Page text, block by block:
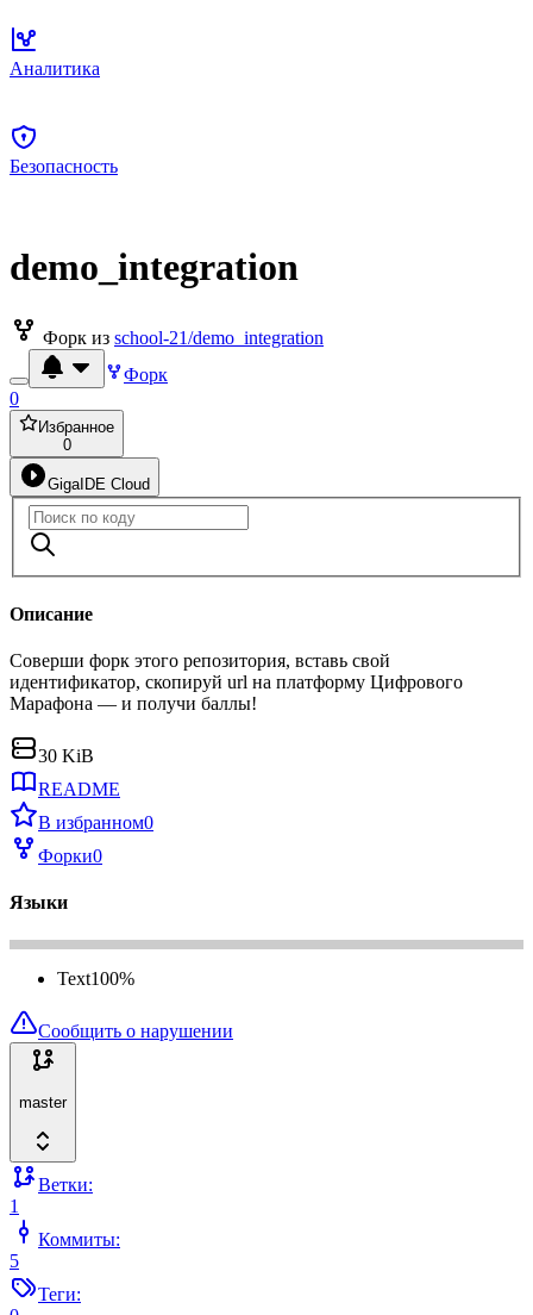
Аналитика
Безопасность
demo_integration
Форк из school-21/demo_integration
Форк
0
Избранное
0
GigaIDE Cloud
Описание
Соверши форк этого репозитория, вставь свой
идентификатор, скопируй url на платформу Цифрового
Марафона — и получи баллы!
30 KiB
README
В избранном0
Форки0
Языки
Text100%
Сообщить о нарушении
master
Ветки:
1
Коммиты:
5
Теги: